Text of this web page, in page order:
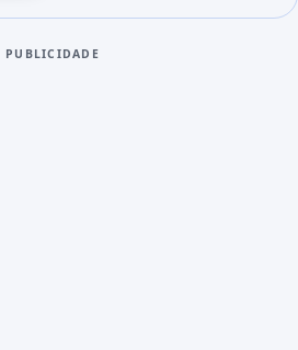
PUBLICIDADE